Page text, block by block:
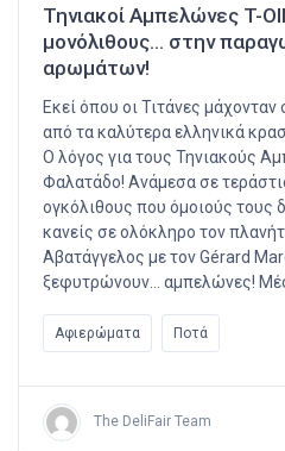
Τηνιακοί Αμπελώνες T-
μονόλιθους… στην
αρωμάτων!
Εκεί όπου οι Τιτάνες
από τα καλύτερα ελληνικά
Ο λόγος για τους Τηνιακούς
Φαλατάδο! Ανάμεσα σε
ογκόλιθους που όμοιούς τους
κανείς σε ολόκληρο τον
Αβατάγγελος με τον Gérard
ξεφυτρώνουν… αμπελώνες!
Αφιερώματα Ποτά
The DeliFair Team